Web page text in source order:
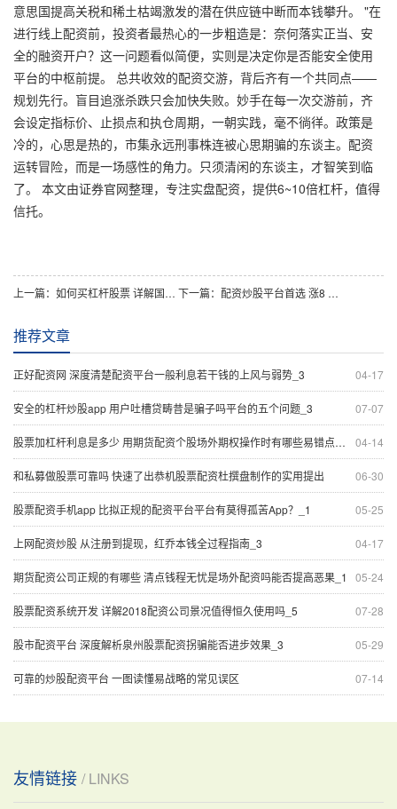
意思国提高关税和稀土枯竭激发的潜在供应链中断而本钱攀升。 "在
进行线上配资前，投资者最热心的一步粗造是：奈何落实正当、安
全的融资开户？这一问题看似简便，实则是决定你是否能安全使用
平台的中枢前提。 总共收效的配资交游，背后齐有一个共同点——
规划先行。盲目追涨杀跌只会加快失败。妙手在每一次交游前，齐
会设定指标价、止损点和执仓周期，一朝实践，毫不徜徉。政策是
冷的，心思是热的，市集永远刑事株连被心思期骗的东谈主。配资
运转冒险，而是一场感性的角力。只须清闲的东谈主，才智笑到临
了。 本文由证券官网整理，专注实盘配资，提供6~10倍杠杆，值得
信托。
上一篇： 如何买杠杆股票 详解国内最大外盘配资平台的实用提议_5 下一篇： 配资炒股平台首选 涨8 配资 骗子的三大痛点及处治神气_5
推荐文章
04-17
正好配资网 深度清楚配资平台一般利息若干钱的上风与弱势_3
07-07
安全的杠杆炒股app 用户吐槽贷畴昔是骗子吗平台的五个问题_3
04-14
股票加杠杆利息是多少 用期货配资个股场外期权操作时有哪些易错点？_2
06-30
和私募做股票可靠吗 快速了出恭机股票配资杜撰盘制作的实用提出
05-25
股票配资手机app 比拟正规的配资平台平台有莫得孤苦App？_1
04-17
上网配资炒股 从注册到提现，红乔本钱全过程指南_3
05-24
期货配资公司正规的有哪些 清点钱程无忧是场外配资吗能否提高恶果_1
07-28
股票配资系统开发 详解2018配资公司景况值得恒久使用吗_5
05-29
股市配资平台 深度解析泉州股票配资拐骗能否进步效果_3
07-14
可靠的炒股配资平台 一图读懂易战略的常见误区
友情链接 / LINKS